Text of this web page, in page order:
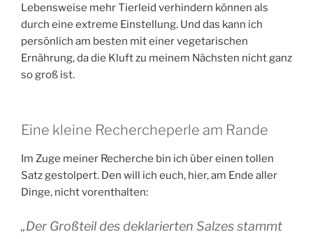
Lebensweise mehr Tierleid verhindern können als
durch eine extreme Einstellung. Und das kann ich
persönlich am besten mit einer vegetarischen
Ernährung, da die Kluft zu meinem Nächsten nicht ganz
so groß ist.
Eine kleine Rechercheperle am Rande
Im Zuge meiner Recherche bin ich über einen tollen
Satz gestolpert. Den will ich euch, hier, am Ende aller
Dinge, nicht vorenthalten:
„Der Großteil des deklarierten Salzes stammt